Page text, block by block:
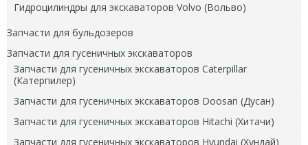
Гидроцилиндры для экскаваторов Volvo (Вольво)
Запчасти для бульдозеров
Запчасти для гусеничных экскаваторов
Запчасти для гусеничных экскаваторов Caterpillar
(Катерпилер)
Запчасти для гусеничных экскаваторов Doosan (Дусан)
Запчасти для гусеничных экскаваторов Hitachi (Хитачи)
Запчасти для гусеничных экскаваторов Hyundai (Хундай)